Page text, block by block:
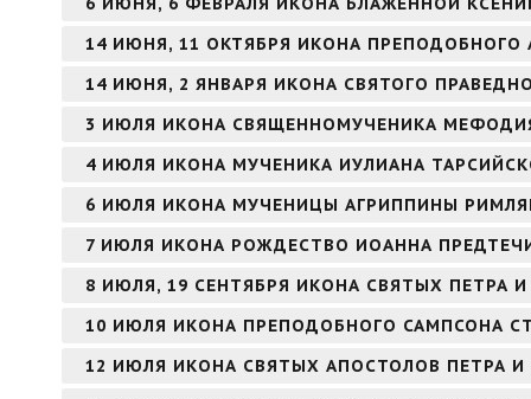
14 ИЮНЯ, 11 ОКТЯБРЯ ИКОНА ПРЕПОДОБНОГО
14 ИЮНЯ, 2 ЯНВАРЯ ИКОНА СВЯТОГО
3 ИЮЛЯ ИКОНА СВЯЩЕННОМУЧЕНИКА
4 ИЮЛЯ ИКОНА МУЧЕНИКА ИУЛИАНА
6 ИЮЛЯ ИКОНА МУЧЕНИЦЫ АГРИППИНЫ
7 ИЮЛЯ ИКОНА РОЖДЕСТВО ИОАННА
8 ИЮЛЯ, 19 СЕНТЯБРЯ ИКОНА СВЯТЫХ ПЕТРА
10 ИЮЛЯ ИКОНА ПРЕПОДОБНОГО САМПСОНА
12 ИЮЛЯ ИКОНА СВЯТЫХ АПОСТОЛОВ ПЕТРА И